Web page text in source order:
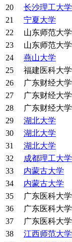
20
长沙理工大学
21
宁夏大学
22
山东师范大学
23
山东师范大学
24
燕山大学
25
福建医科大学
26
广东财经大学
27
广东财经大学
28
广东财经大学
29
湖北大学
30
湖北大学
31
湖北大学
32
成都理工大学
33
内蒙古大学
34
内蒙古大学
35
广东医科大学
36
广东医科大学
37
广东医科大学
38
江西师范大学